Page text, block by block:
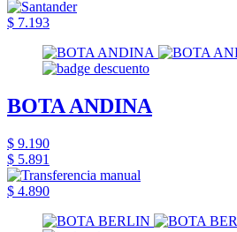
$ 7.193
BOTA ANDINA
$ 9.190
$ 5.891
$ 4.890